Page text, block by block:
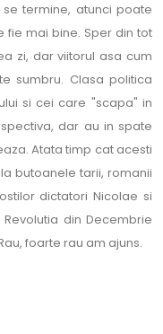
termine, atunci poate
mai bine. Sper din tot
zi, dar viitorul asa cum
sumbru. Clasa politica
si cei care "scapa" in
dar au in spate
Atata timp cat acesti
butoanele tarii, romanii
dictatori Nicolae si
din Decembrie
foarte rau am ajuns.